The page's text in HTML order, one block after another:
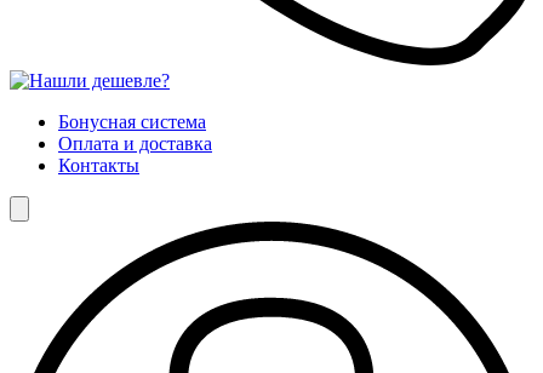
Бонусная система
Оплата и доставка
Контакты